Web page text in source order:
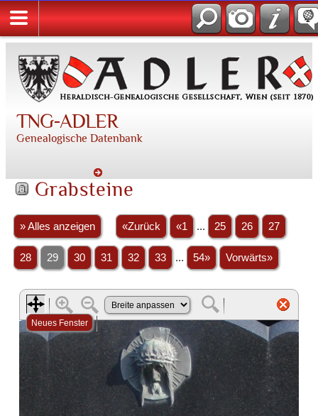
TNG-ADLER
Genealogische Datenbank
Grabsteine
» Alles anzeigen «Zurück «1 ... 25 26 27
28 29 30 31 32 33 ... 54» Vorwärts»